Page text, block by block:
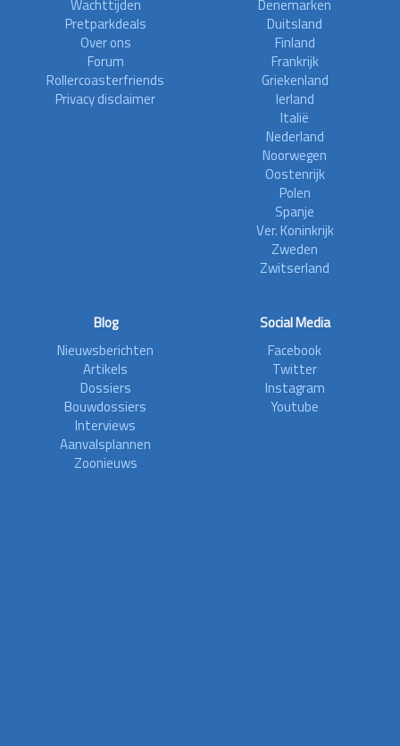
Wachttijden
Pretparkdeals
Over ons
Forum
Rollercoasterfriends
Privacy disclaimer
Denemarken
Duitsland
Finland
Frankrijk
Griekenland
Ierland
Italië
Nederland
Noorwegen
Oostenrijk
Polen
Spanje
Ver. Koninkrijk
Zweden
Zwitserland
Blog
Nieuwsberichten
Artikels
Dossiers
Bouwdossiers
Interviews
Aanvalsplannen
Zoonieuws
Social Media
Facebook
Twitter
Instagram
Youtube